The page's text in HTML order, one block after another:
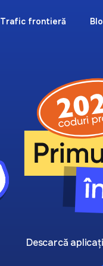
Trafic frontieră
Descarcă